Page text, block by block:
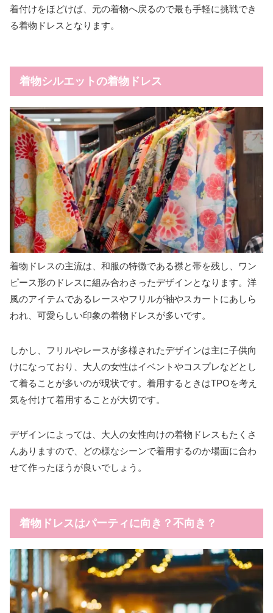
着付けをほどけば、元の着物へ戻るので最も手軽に挑戦でき
る着物ドレスとなります。
着物シルエットの着物ドレス
着物ドレスの主流は、和服の特徴である襟と帯を残し、ワン
ピース形のドレスに組み合わさったデザインとなります。洋
風のアイテムであるレースやフリルが袖やスカートにあしら
われ、可愛らしい印象の着物ドレスが多いです。
しかし、フリルやレースが多様されたデザインは主に子供向
けになっており、大人の女性はイベントやコスプレなどとし
て着ることが多いのが現状です。着用するときはTPOを考え
気を付けて着用することが大切です。
デザインによっては、大人の女性向けの着物ドレスもたくさ
んありますので、どの様なシーンで着用するのか場面に合わ
せて作ったほうが良いでしょう。
着物ドレスはパーティに向き？不向き？